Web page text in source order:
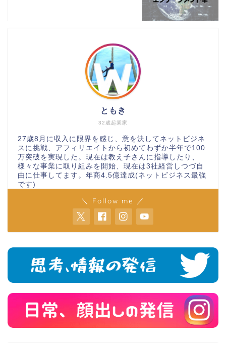
32歳起業家
ともき
27歳8月に収入に限界を感じ、意を決してネットビジネ
スに挑戦、アフィリエイトから初めてわずか半年で100
万突破を実現した。現在は教え子さんに指導したり、
様々な事業に取り組みを開始、現在は3社経営しつづ自
由に仕事してます。年商4.5億達成(ネットビジネス最強
です)
＼ Follow me ／